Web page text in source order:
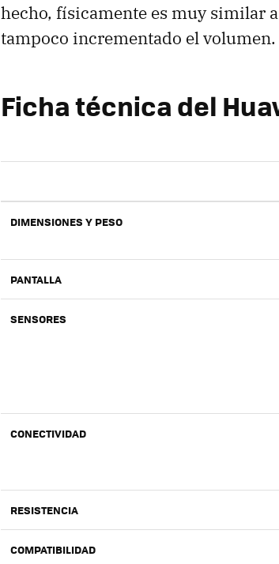
hecho, físicamente es muy similar
tampoco incrementado el volumen.
Ficha técnica del
DIMENSIONES Y PESO
PANTALLA
SENSORES
CONECTIVIDAD
RESISTENCIA
COMPATIBILIDAD